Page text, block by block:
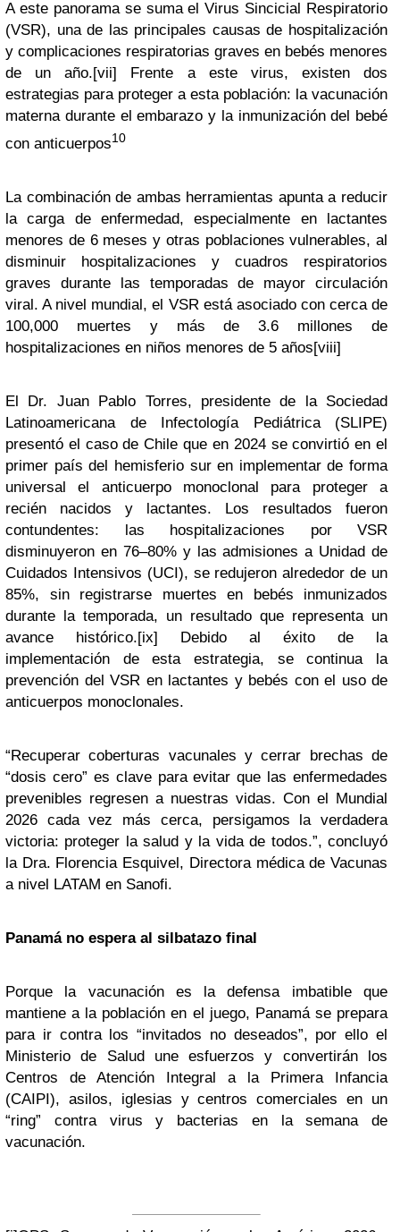
A este panorama se suma el Virus Sincicial Respiratorio
(VSR), una de las principales causas de hospitalización
y complicaciones respiratorias graves en bebés menores
de un año.[vii] Frente a este virus, existen dos
estrategias para proteger a esta población: la vacunación
materna durante el embarazo y la inmunización del bebé
con anticuerpos10
La combinación de ambas herramientas apunta a reducir
la carga de enfermedad, especialmente en lactantes
menores de 6 meses y otras poblaciones vulnerables, al
disminuir hospitalizaciones y cuadros respiratorios
graves durante las temporadas de mayor circulación
viral. A nivel mundial, el VSR está asociado con cerca de
100,000 muertes y más de 3.6 millones de
hospitalizaciones en niños menores de 5 años[viii]
El Dr. Juan Pablo Torres, presidente de la Sociedad
Latinoamericana de Infectología Pediátrica (SLIPE)
presentó el caso de Chile que en 2024 se convirtió en el
primer país del hemisferio sur en implementar de forma
universal el anticuerpo monoclonal para proteger a
recién nacidos y lactantes. Los resultados fueron
contundentes: las hospitalizaciones por VSR
disminuyeron en 76–80% y las admisiones a Unidad de
Cuidados Intensivos (UCI), se redujeron alrededor de un
85%, sin registrarse muertes en bebés inmunizados
durante la temporada, un resultado que representa un
avance histórico.[ix] Debido al éxito de la
implementación de esta estrategia, se continua la
prevención del VSR en lactantes y bebés con el uso de
anticuerpos monoclonales.
“Recuperar coberturas vacunales y cerrar brechas de
“dosis cero” es clave para evitar que las enfermedades
prevenibles regresen a nuestras vidas. Con el Mundial
2026 cada vez más cerca, persigamos la verdadera
victoria: proteger la salud y la vida de todos.”, concluyó
la Dra. Florencia Esquivel, Directora médica de Vacunas
a nivel LATAM en Sanofi.
Panamá no espera al silbatazo final
Porque la vacunación es la defensa imbatible que
mantiene a la población en el juego, Panamá se prepara
para ir contra los “invitados no deseados”, por ello el
Ministerio de Salud une esfuerzos y convertirán los
Centros de Atención Integral a la Primera Infancia
(CAIPI), asilos, iglesias y centros comerciales en un
“ring” contra virus y bacterias en la semana de
vacunación.